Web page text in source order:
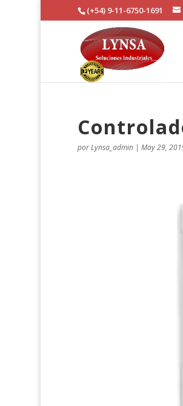
(+54) 9-11-6750-1691
porLynsa_admin| May 29,